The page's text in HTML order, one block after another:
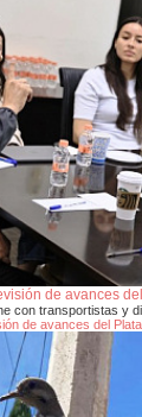
de avances
con transportistas y
de avances del